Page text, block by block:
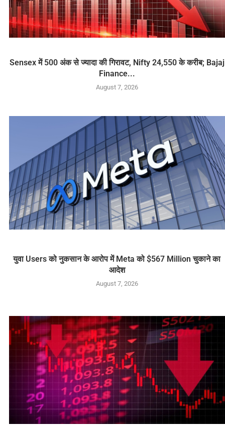
Sensex में 500 अंक से ज्यादा की गिरावट, Nifty 24,550 के करीब; Bajaj
Finance...
August 7, 2026
युवा Users को नुकसान के आरोप में Meta को $567 Million चुकाने का
आदेश
August 7, 2026